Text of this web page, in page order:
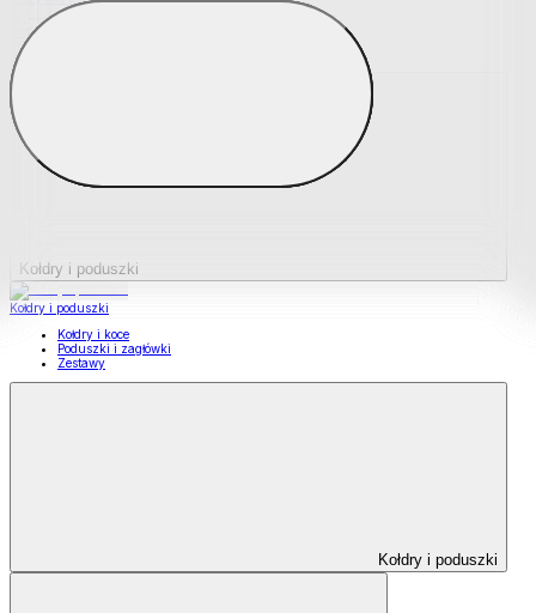
Podkładki na materace
Materace nawierzchniowe
Kołdry i poduszki
Kołdry i poduszki
Kołdry i koce
Poduszki i zagłówki
Zestawy
Kołdry i poduszki